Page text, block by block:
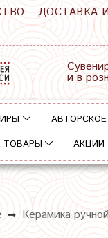
ДОСТАВКА
и в
АКЦИИ
Керамика